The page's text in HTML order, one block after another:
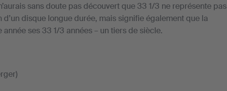
sans doute pas découvert que 33 1/3 ne représente pas
disque longue durée, mais signifie également que la
année ses 33 1/3 années – un tiers de siècle.